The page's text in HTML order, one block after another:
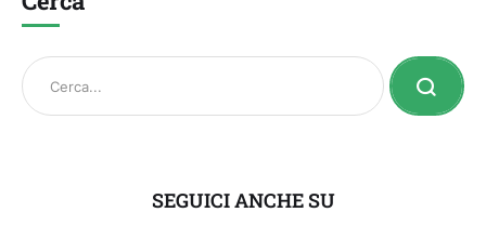
SEGUICI ANCHE SU